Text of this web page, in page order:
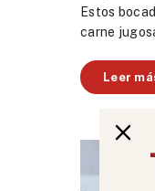
Estos
carne
Leer